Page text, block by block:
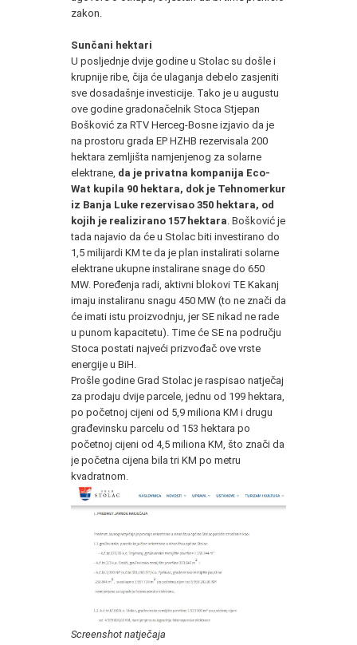
zakon.
Sunčani hektari
U posljednje dvije godine u Stolac su došle i
krupnije ribe, čija će ulaganja debelo zasjeniti
sve dosadašnje investicije. Tako je u augustu
ove godine gradonačelnik Stoca Stjepan
Bošković za RTV Herceg-Bosne izjavio da je
na prostoru grada EP HZHB rezervisala 200
hektara zemljišta namjenjenog za solarne
elektrane, da je privatna kompanija Eco-
Wat kupila 90 hektara, dok je Tehnomerkur
iz Banja Luke rezervisao 350 hektara, od
kojih je realizirano 157 hektara. Bošković je
tada najavio da će u Stolac biti investirano do
1,5 milijardi KM te da je plan instalirati solarne
elektrane ukupne instalirane snage do 650
MW. Poređenja radi, aktivni blokovi TE Kakanj
imaju instaliranu snagu 450 MW (to ne znači da
će imati istu proizvodnju, jer SE nikad ne rade
u punom kapacitetu). Time će SE na području
Stoca postati najveći prizvođač ove vrste
energije u BiH.
Prošle godine Grad Stolac je raspisao natječaj
za prodaju dvije parcele, jednu od 199 hektara,
po početnoj cijeni od 5,9 miliona KM i drugu
građevinsku parcelu od 153 hektara po
početnoj cijeni od 4,5 miliona KM, što znači da
je početna cijena bila tri KM po metru
kvadratnom.
Screenshot natječaja